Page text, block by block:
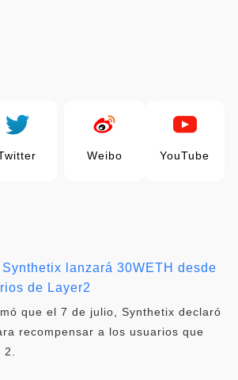
Weibo YouTube
lanzará 30WETH desde
de Layer2
que el 7 de julio, Synthetix declaró
recompensar a los usuarios que